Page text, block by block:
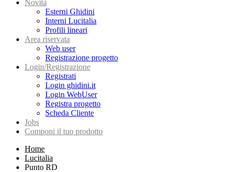
Novità
Esterni Ghidini
Interni Lucitalia
Profili lineari
Area riservata
Web user
Registrazione progetto
Login/Registrazione
Registrati
Login ghidini.it
Login WebUser
Registra progetto
Scheda Cliente
Jobs
Componi il tuo prodotto
Home
Lucitalia
Punto RD